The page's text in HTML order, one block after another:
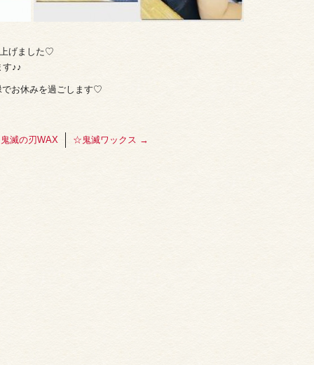
げました♡
す♪♪
お休みを過ごします♡
滅の刃WAX ☆鬼滅ワックス →